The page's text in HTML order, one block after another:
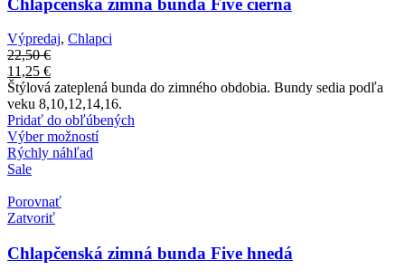
Výpredaj, Chlapci
22,50€
11,25 €
Štýlová zateplená bunda do zimného obdobia. Bundy sedia podľa
veku 8,10,12,14,16.
Pridať do obľúbených
Výber možností
Rýchly náhľad
Sale
Porovnať
Zatvoriť
Chlapčenská zimná bunda Five hnedá